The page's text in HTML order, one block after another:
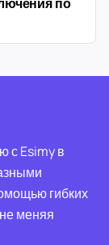
с Esimy в
гибких
меняя